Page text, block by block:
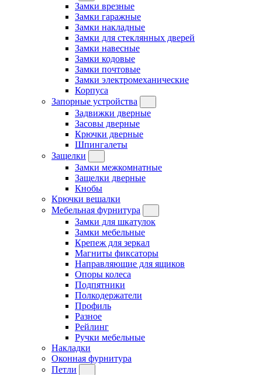
Замки врезные
Замки гаражные
Замки накладные
Замки для стеклянных дверей
Замки навесные
Замки кодовые
Замки почтовые
Замки электромеханические
Корпуса
Запорные устройства
Задвижки дверные
Засовы дверные
Крючки дверные
Шпингалеты
Защелки
Замки межкомнатные
Защелки дверные
Кнобы
Крючки вешалки
Мебельная фурнитура
Замки для шкатулок
Замки мебельные
Крепеж для зеркал
Магниты фиксаторы
Направляющие для ящиков
Опоры колеса
Подпятники
Полкодержатели
Профиль
Разное
Рейлинг
Ручки мебельные
Накладки
Оконная фурнитура
Петли